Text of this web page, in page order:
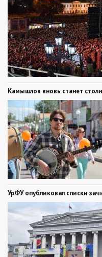
Камышлов вновь станет
УрФУ опубликовал списки